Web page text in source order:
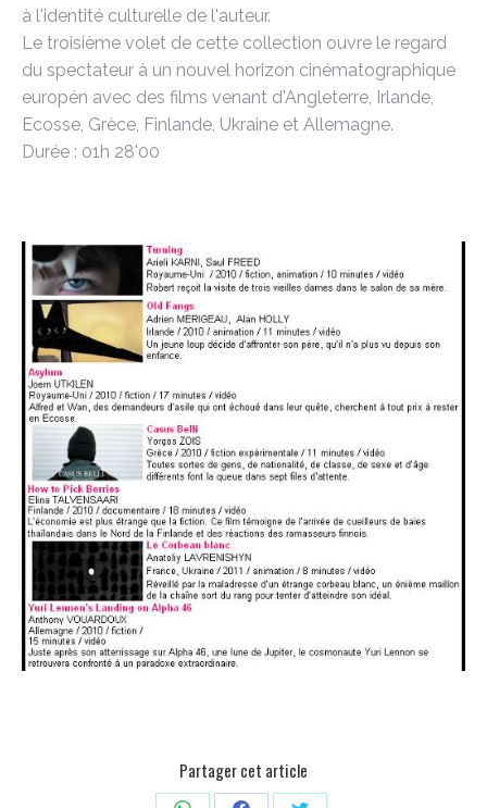
à l'identité culturelle de l'auteur.
Le troisième volet de cette collection ouvre le regard
du spectateur à un nouvel horizon cinématographique
europén avec des films venant d'Angleterre, Irlande,
Ecosse, Grèce, Finlande, Ukraine et Allemagne.
Durée : 01h 28'00
Partager cet article